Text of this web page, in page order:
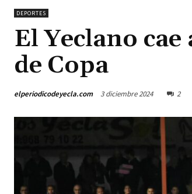
DEPORTES
El Yeclano
de Copa
elperiodicodeyecla.com 3 diciembre 2024 2